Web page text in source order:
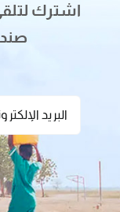
اشترك